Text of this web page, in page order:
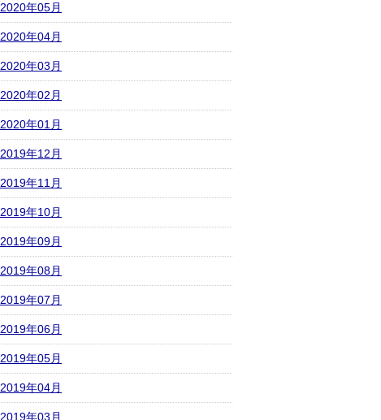
2020年05月
2020年04月
2020年03月
2020年02月
2020年01月
2019年12月
2019年11月
2019年10月
2019年09月
2019年08月
2019年07月
2019年06月
2019年05月
2019年04月
2019年03月